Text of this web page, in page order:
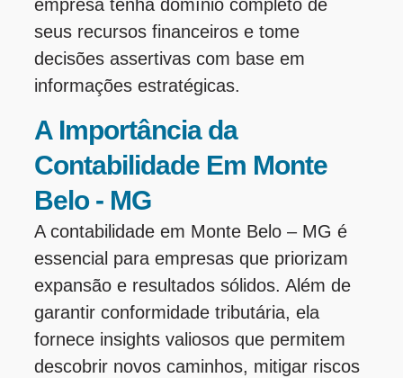
empresa tenha domínio completo de
seus recursos financeiros e tome
decisões assertivas com base em
informações estratégicas.
A Importância da
Contabilidade Em Monte
Belo - MG
A contabilidade em Monte Belo – MG é
essencial para empresas que priorizam
expansão e resultados sólidos. Além de
garantir conformidade tributária, ela
fornece insights valiosos que permitem
descobrir novos caminhos, mitigar riscos